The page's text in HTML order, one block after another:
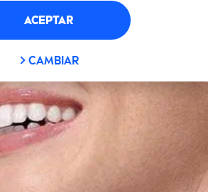
ACEPTAR
CAMBIAR